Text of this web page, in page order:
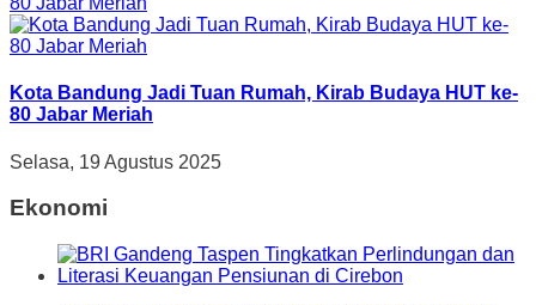
Kota Bandung Jadi Tuan Rumah, Kirab Budaya HUT ke-
80 Jabar Meriah
Selasa, 19 Agustus 2025
Ekonomi